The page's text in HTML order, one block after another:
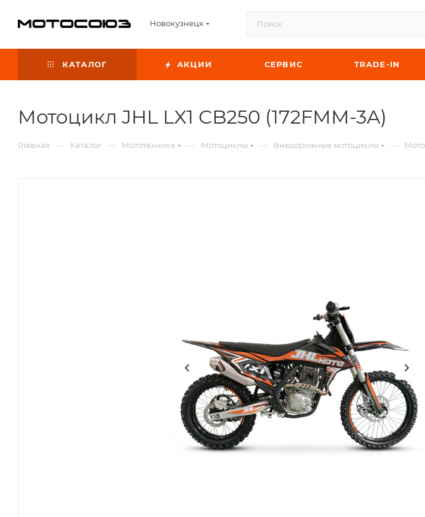
Новокузнецк
КАТАЛОГ АКЦИИ СЕРВИС TRADE-IN
Мотоцикл JHL LX1 CB250 (172FMM-3A)
Главная — Каталог — Мототехника — Мотоциклы — Внедорожные мотоциклы —